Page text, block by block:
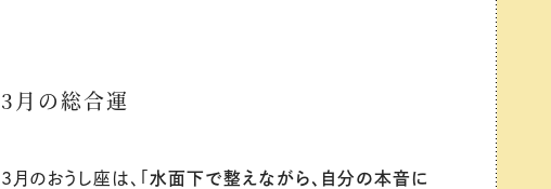
3月の総合運
3月のおうし座は、「 水面下で整えながら、自分の本音に